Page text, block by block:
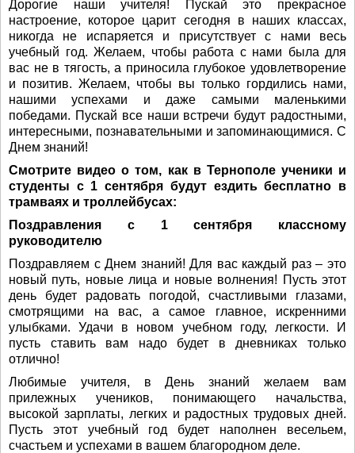
Дорогие наши учителя! Пускай это прекрасное
настроение, которое царит сегодня в наших классах,
никогда не испаряется и присутствует с нами весь
учебный год. Желаем, чтобы работа с нами была для
вас не в тягость, а приносила глубокое удовлетворение
и позитив. Желаем, чтобы вы только гордились нами,
нашими успехами и даже самыми маленькими
победами. Пускай все наши встречи будут радостными,
интересными, познавательными и запоминающимися. С
Днем знаний!
Смотрите видео о том, как в Тернополе ученики и
студенты с 1 сентября будут ездить бесплатно в
трамваях и троллейбусах:
Поздравления с 1 сентября классному
руководителю
Поздравляем с Днем знаний! Для вас каждый раз – это
новый путь, новые лица и новые волнения! Пусть этот
день будет радовать погодой, счастливыми глазами,
смотрящими на вас, а самое главное, искренними
улыбками. Удачи в новом учебном году, легкости. И
пусть ставить вам надо будет в дневниках только
отлично!
Любимые учителя, в День знаний желаем вам
прилежных учеников, понимающего начальства,
высокой зарплаты, легких и радостных трудовых дней.
Пусть этот учебный год будет наполнен весельем,
счастьем и успехами в вашем благородном деле.